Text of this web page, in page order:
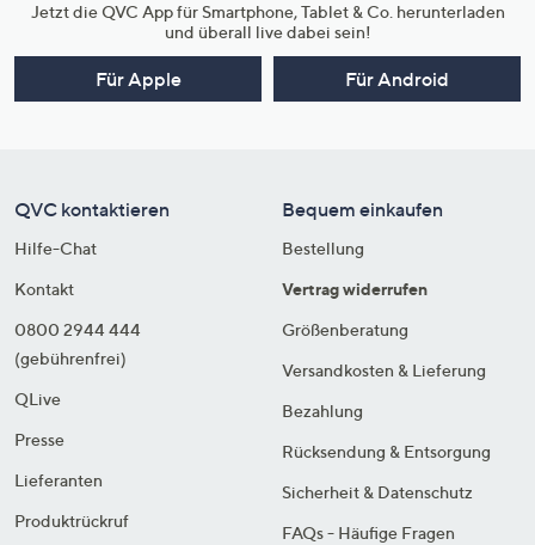
Jetzt die QVC App für Smartphone, Tablet & Co. herunterladen
und überall live dabei sein!
Für Apple Für Android
QVC kontaktieren
Hilfe-Chat
Kontakt
0800 2944 444
(gebührenfrei)
QLive
Presse
Lieferanten
Produktrückruf
Bequem einkaufen
Bestellung
Vertrag widerrufen
Größenberatung
Versandkosten & Lieferung
Bezahlung
Rücksendung & Entsorgung
Sicherheit & Datenschutz
FAQs - Häufige Fragen